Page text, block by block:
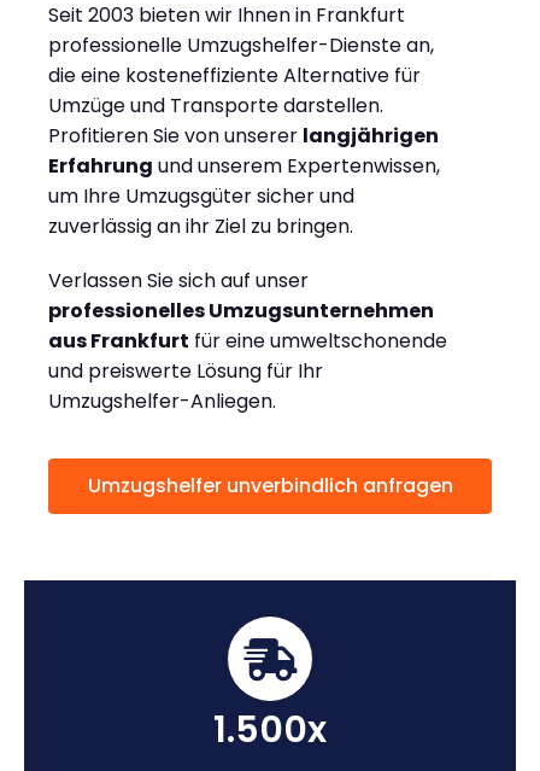
Seit 2003 bieten wir Ihnen in Frankfurt
professionelle Umzugshelfer-Dienste an,
die eine kosteneffiziente Alternative für
Umzüge und Transporte darstellen.
Profitieren Sie von unserer langjährigen
Erfahrung und unserem Expertenwissen,
um Ihre Umzugsgüter sicher und
zuverlässig an ihr Ziel zu bringen.
Verlassen Sie sich auf unser
professionelles Umzugsunternehmen
aus Frankfurt für eine umweltschonende
und preiswerte Lösung für Ihr
Umzugshelfer-Anliegen.
Umzugshelfer unverbindlich anfragen
1.500x